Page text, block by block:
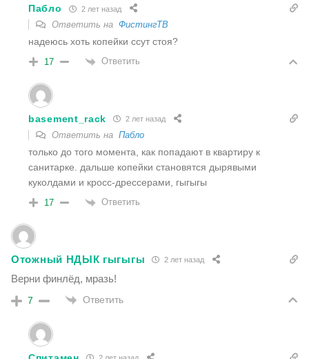
Пабло 2 лет назад
Ответить на ФистингТВ
надеюсь хоть копейки ссут стоя?
17 Ответить
basement_rack 2 лет назад
Ответить на Пабло
только до того момента, как попадают в квартиру к
санитарке. дальше копейки становятся дырявыми
куколдами и кросс-дрессерами, гыгыгы
17 Ответить
Отожный НДЫК гыгыгы 2 лет назад
Верни финлёд, мразь!
7 Ответить